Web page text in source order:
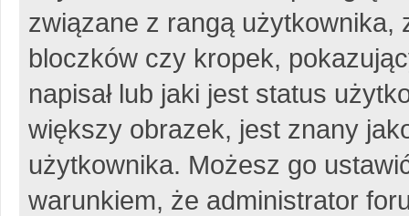
związane z rangą użytkownika,
bloczków czy kropek,
napisał lub jaki jest status
większy obrazek, jest znany
użytkownika. Możesz go
warunkiem, że administrator